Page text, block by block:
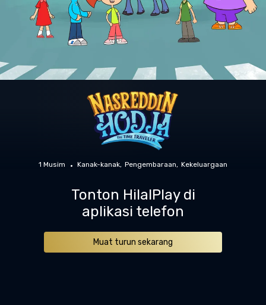
1 Musim Kanak-kanak Pengembaraan Kekeluargaan
Tonton HilalPlay di
aplikasi telefon
Muat turun sekarang